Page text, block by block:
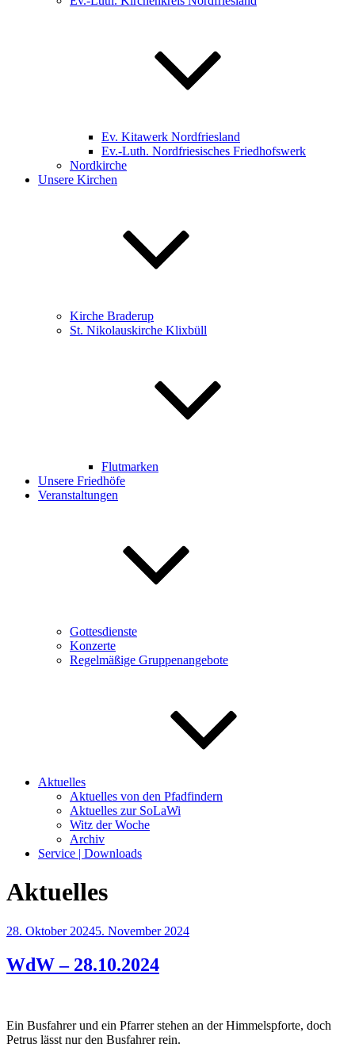
Ev. Kitawerk Nordfriesland
Ev.-Luth. Nordfriesisches Friedhofswerk
Nordkirche
Unsere Kirchen
Kirche Braderup
St. Nikolauskirche Klixbüll
Flutmarken
Unsere Friedhöfe
Veranstaltungen
Gottesdienste
Konzerte
Regelmäßige Gruppenangebote
Aktuelles
Aktuelles von den Pfadfindern
Aktuelles zur SoLaWi
Witz der Woche
Archiv
Service | Downloads
Aktuelles
Veröffentlicht
28. Oktober 20245. November 2024
WdW – 28.10.2024
Ein Busfahrer und ein Pfarrer stehen an der Himmelspforte, doch
Petrus lässt nur den Busfahrer rein.